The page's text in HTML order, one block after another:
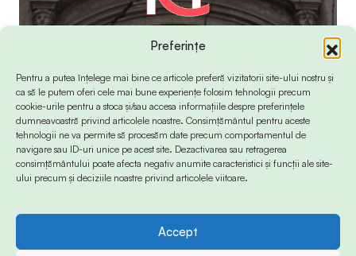
Preferințe
Pentru a putea înțelege mai bine ce articole preferă vizitatorii site-ului nostru și
ca să le putem oferi cele mai bune experiențe folosim tehnologii precum
cookie-urile pentru a stoca și/sau accesa informațiile despre preferințele
dumneavoastră privind articolele noastre. Consimțământul pentru aceste
tehnologii ne va permite să procesăm date precum comportamentul de
navigare sau ID-uri unice pe acest site. Dezactivarea sau retragerea
consimțământului poate afecta negativ anumite caracteristici și funcții ale site-
ului precum și deciziile noastre privind articolele viitoare.
Accept